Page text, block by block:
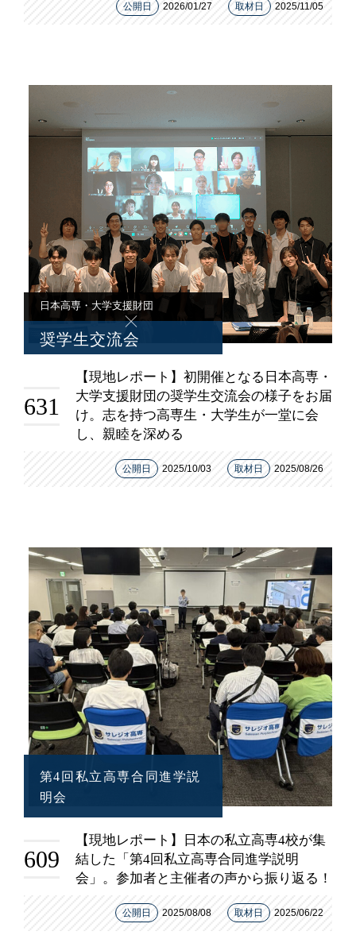
公開日 2026/01/27 取材日 2025/11/05
631
【現地レポート】初開催となる日本高専・
大学支援財団の奨学生交流会の様子をお届
け。志を持つ高専生・大学生が一堂に会
し、親睦を深める
公開日 2025/10/03 取材日 2025/08/26
奨学生交流会
日本高専・大学支援財団
609
【現地レポート】日本の私立高専4校が集
結した「第4回私立高専合同進学説明
会」。参加者と主催者の声から振り返る！
公開日 2025/08/08 取材日 2025/06/22
第4回私立高専合同進学説
明会